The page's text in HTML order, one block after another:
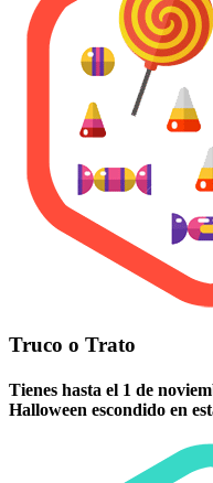
Truco o Trato
Tienes hasta el 1 de
Halloween escondido en